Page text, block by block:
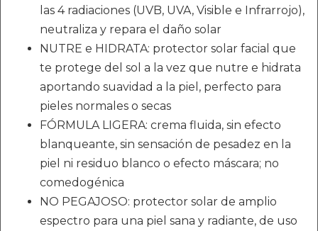
las 4 radiaciones (UVB, UVA, Visible e Infrarrojo),
neutraliza y repara el daño solar
NUTRE e HIDRATA: protector solar facial que
te protege del sol a la vez que nutre e hidrata
aportando suavidad a la piel, perfecto para
pieles normales o secas
FÓRMULA LIGERA: crema fluida, sin efecto
blanqueante, sin sensación de pesadez en la
piel ni residuo blanco o efecto máscara; no
comedogénica
NO PEGAJOSO: protector solar de amplio
espectro para una piel sana y radiante, de uso